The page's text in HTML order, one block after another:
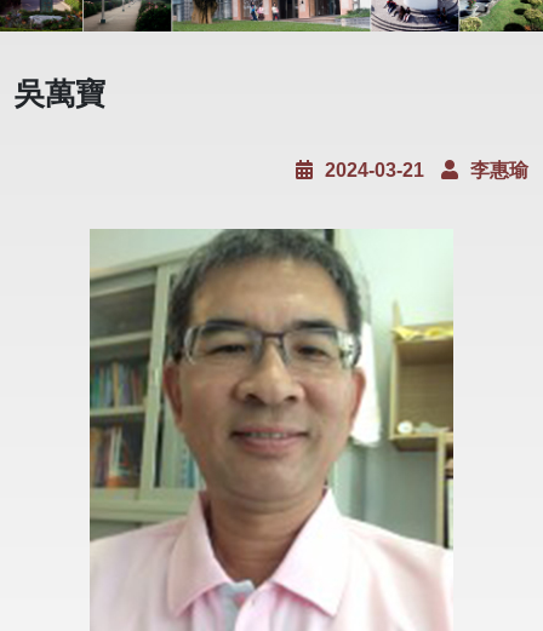
吳萬寶
2024-03-21 李惠瑜